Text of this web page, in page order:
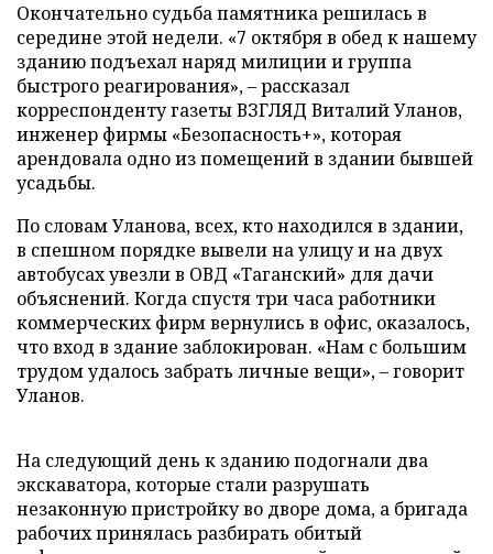
Окончательно судьба памятника решилась в
середине этой недели. «7 октября в обед к нашему
зданию подъехал наряд милиции и группа
быстрого реагирования», – рассказал
корреспонденту газеты ВЗГЛЯД Виталий Уланов,
инженер фирмы «Безопасность+», которая
арендовала одно из помещений в здании бывшей
усадьбы.
По словам Уланова, всех, кто находился в здании,
в спешном порядке вывели на улицу и на двух
автобусах увезли в ОВД «Таганский» для дачи
объяснений. Когда спустя три часа работники
коммерческих фирм вернулись в офис, оказалось,
что вход в здание заблокирован. «Нам с большим
трудом удалось забрать личные вещи», – говорит
Уланов.
На следующий день к зданию подогнали два
экскаватора, которые стали разрушать
незаконную пристройку во дворе дома, а бригада
рабочих принялась разбирать обитый